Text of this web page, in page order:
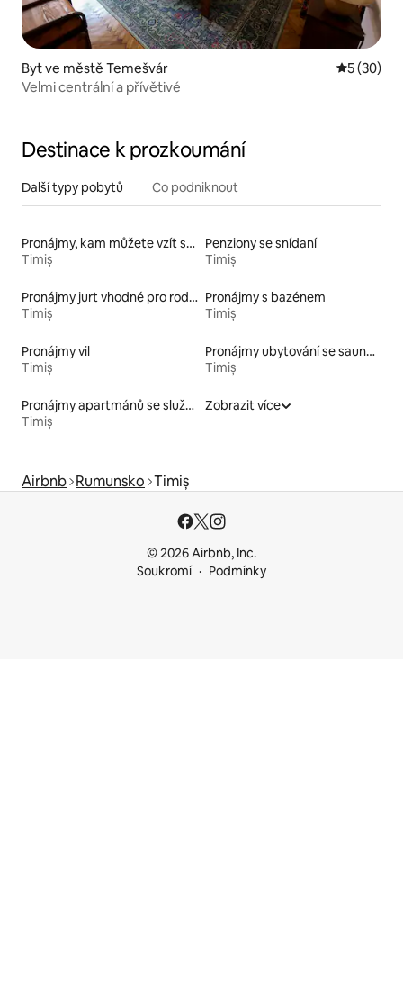
Byt ve městě Temešvár Průměrné
5 (30)
Velmi centrální a přívětivé
Destinace k prozkoumání
Další typy pobytů Co podniknout
Pronájmy, kam můžete vzít své domácí mazlíčky
Timiș
Penziony se snídaní
Timiș
Pronájmy jurt vhodné pro rodiny s dětmi
Timiș
Pronájmy s bazénem
Timiș
Pronájmy vil
Timiș
Pronájmy ubytování se saunou
Timiș
Pronájmy apartmánů se službami
Timiș
Zobrazit více
Airbnb Rumunsko Timiș
© 2026 Airbnb, Inc.
Soukromí
Podmínky